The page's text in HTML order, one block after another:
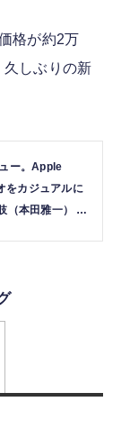
格が約2万
しぶりの新
ー。Apple
をカジュアルに
（本田雅一） |